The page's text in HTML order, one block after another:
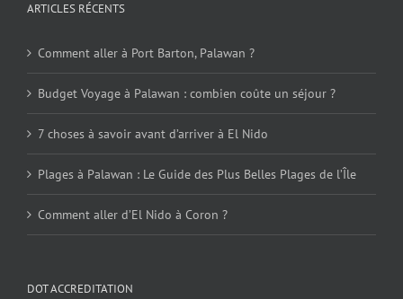
ARTICLES RÉCENTS
Comment aller à Port Barton, Palawan ?
Budget Voyage à Palawan : combien coûte un séjour ?
7 choses à savoir avant d’arriver à El Nido
Plages à Palawan : Le Guide des Plus Belles Plages de l’Île
Comment aller d’El Nido à Coron ?
DOT ACCREDITATION